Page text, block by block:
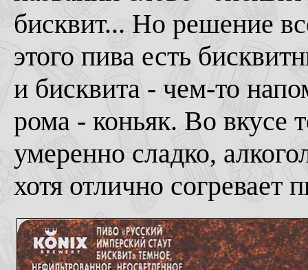
бисквит... Но решение
этого пива есть
и бисквита - чем-то
рома - коньяк. Во вкусе
умеренно сладко,
хотя отлично согревает